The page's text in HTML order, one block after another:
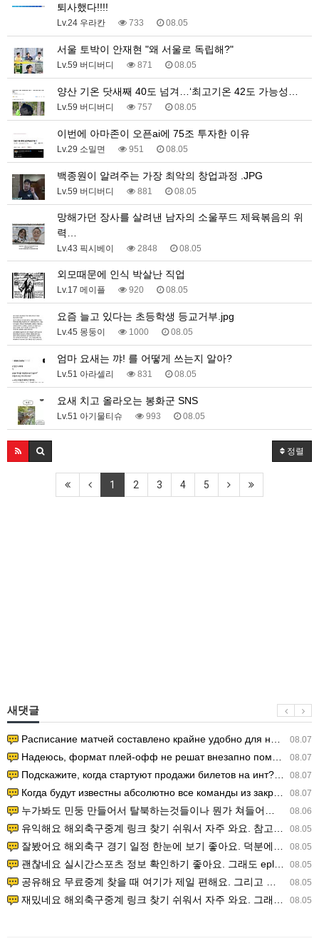
퇴사했다!!!!
Lv.24 우라칸 733 08.05
서울 토박이 안재현 "왜 서울로 독립해?"
Lv.59 버디버디 871 08.05
양산 기온 닷새째 40도 넘겨…‘최고기온 42도 가능성…
Lv.59 버디버디 757 08.05
이번에 아마존이 오픈ai에 75조 투자한 이유
Lv.29 소밀면 951 08.05
백종원이 알려주는 가장 최악의 창업과정 .JPG
Lv.59 버디버디 881 08.05
망해가던 장사를 살려낸 남자의 소울푸드 제육볶음의 위
력…
Lv.43 픽시베이 2848 08.05
외모때문에 인식 박살난 직업
Lv.17 메이플 920 08.05
요즘 늘고 있다는 초등학생 등교거부.jpg
Lv.45 몽둥이 1000 08.05
엄마 요새는 꺄! 를 어떻게 쓰는지 알아?
Lv.51 아라셀리 831 08.05
요새 치고 올라오는 봉화군 SNS
Lv.51 아기물티슈 993 08.05
정렬
1 2 3 4 5
새댓글
08.07
Расписание матчей составлено крайне удобно для нашего часово…
08.07
Надеюсь, формат плей-офф не решат внезапно поменять. https:/…
08.07
Подскажите, когда стартуют продажи билетов на инт? https://g…
08.07
Когда будут известны абсолютно все команды из закрытых квали…
08.06
누가봐도 민둥 만들어서 탈북하는것들이나 뭔가 쳐들어오는 낌새를 미리 알아차리기 위함이지 저걸 전쟁준비라고 하…
08.05
유익해요 해외축구중계 링크 찾기 쉬워서 자주 와요. 참고로 무료스포츠중계 정보 확인할 때 출처 꼭 체크해요.…
08.05
잘봤어요 해외축구 경기 일정 한눈에 보기 좋아요. 덕분에 epl중계 볼 때 공식 중계 채널 먼저 찾아봐요. …
08.05
괜찮네요 실시간스포츠 정보 확인하기 좋아요. 그래도 epl중계 볼 때 공식 중계 채널 먼저 찾아봐요. 북마크…
08.05
공유해요 무료중계 찾을 때 여기가 제일 편해요. 그리고 무료스포츠중계 정보 확인할 때 출처 꼭 체크해요. 앞…
08.05
재밌네요 해외축구중계 링크 찾기 쉬워서 자주 와요. 그래서 해외축구중계도 정식 서비스로 봐야 안전해요. 다음…